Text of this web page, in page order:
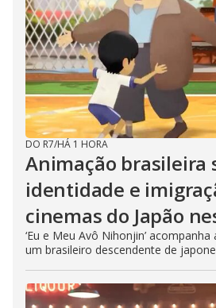
DO R7/HÁ 1 HORA
Animação brasileira
identidade e
cinemas do Japão
‘Eu e Meu Avô Nihonjin’
um brasileiro descendente de